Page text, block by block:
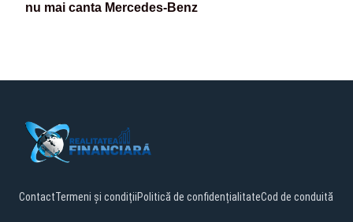
nu mai canta Mercedes-Benz
ContactTermeni și condițiiPolitică de confidențialitateCod de conduită